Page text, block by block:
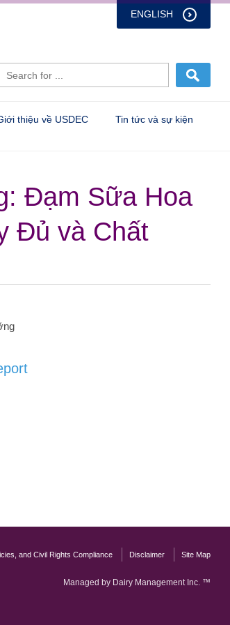
ENGLISH
thiệu về USDEC Tin tức và sự kiện
Đạm Sữa Hoa
Đủ và Chất
and Civil Rights Compliance Disclaimer Site Map
Managed by Dairy Management Inc. ™